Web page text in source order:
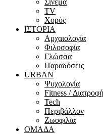
Σινεμά
ΤV
Χορός
ΙΣΤΟΡΙΑ
Αρχαιολογία
Φιλοσοφία
Γλώσσα
Παραδόσεις
URBAN
Ψυχολογία
Fitness / Διατροφή
Tech
Περιβάλλον
Ζωοφιλία
ΟΜΑΔΑ